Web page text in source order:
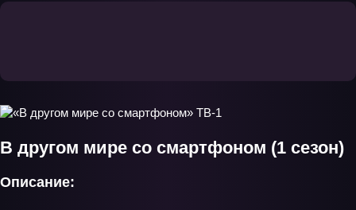
В другом мире со смартфоном (1 сезон)
Описание: